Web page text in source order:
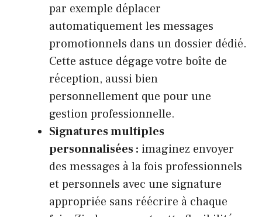
par exemple déplacer
automatiquement les messages
promotionnels dans un dossier dédié.
Cette astuce dégage votre boîte de
réception, aussi bien
personnellement que pour une
gestion professionnelle.
Signatures multiples
personnalisées : imaginez envoyer
des messages à la fois professionnels
et personnels avec une signature
appropriée sans réécrire à chaque